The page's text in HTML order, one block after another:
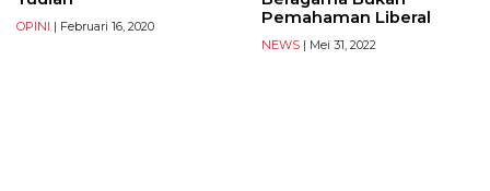
OPINI | Februari 16, 2020
Pemahaman Liberal
NEWS | Mei 31, 2022